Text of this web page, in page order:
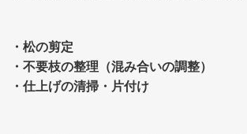
・松の剪定
・不要枝の整理（混み合いの調整）
・仕上げの清掃・片付け